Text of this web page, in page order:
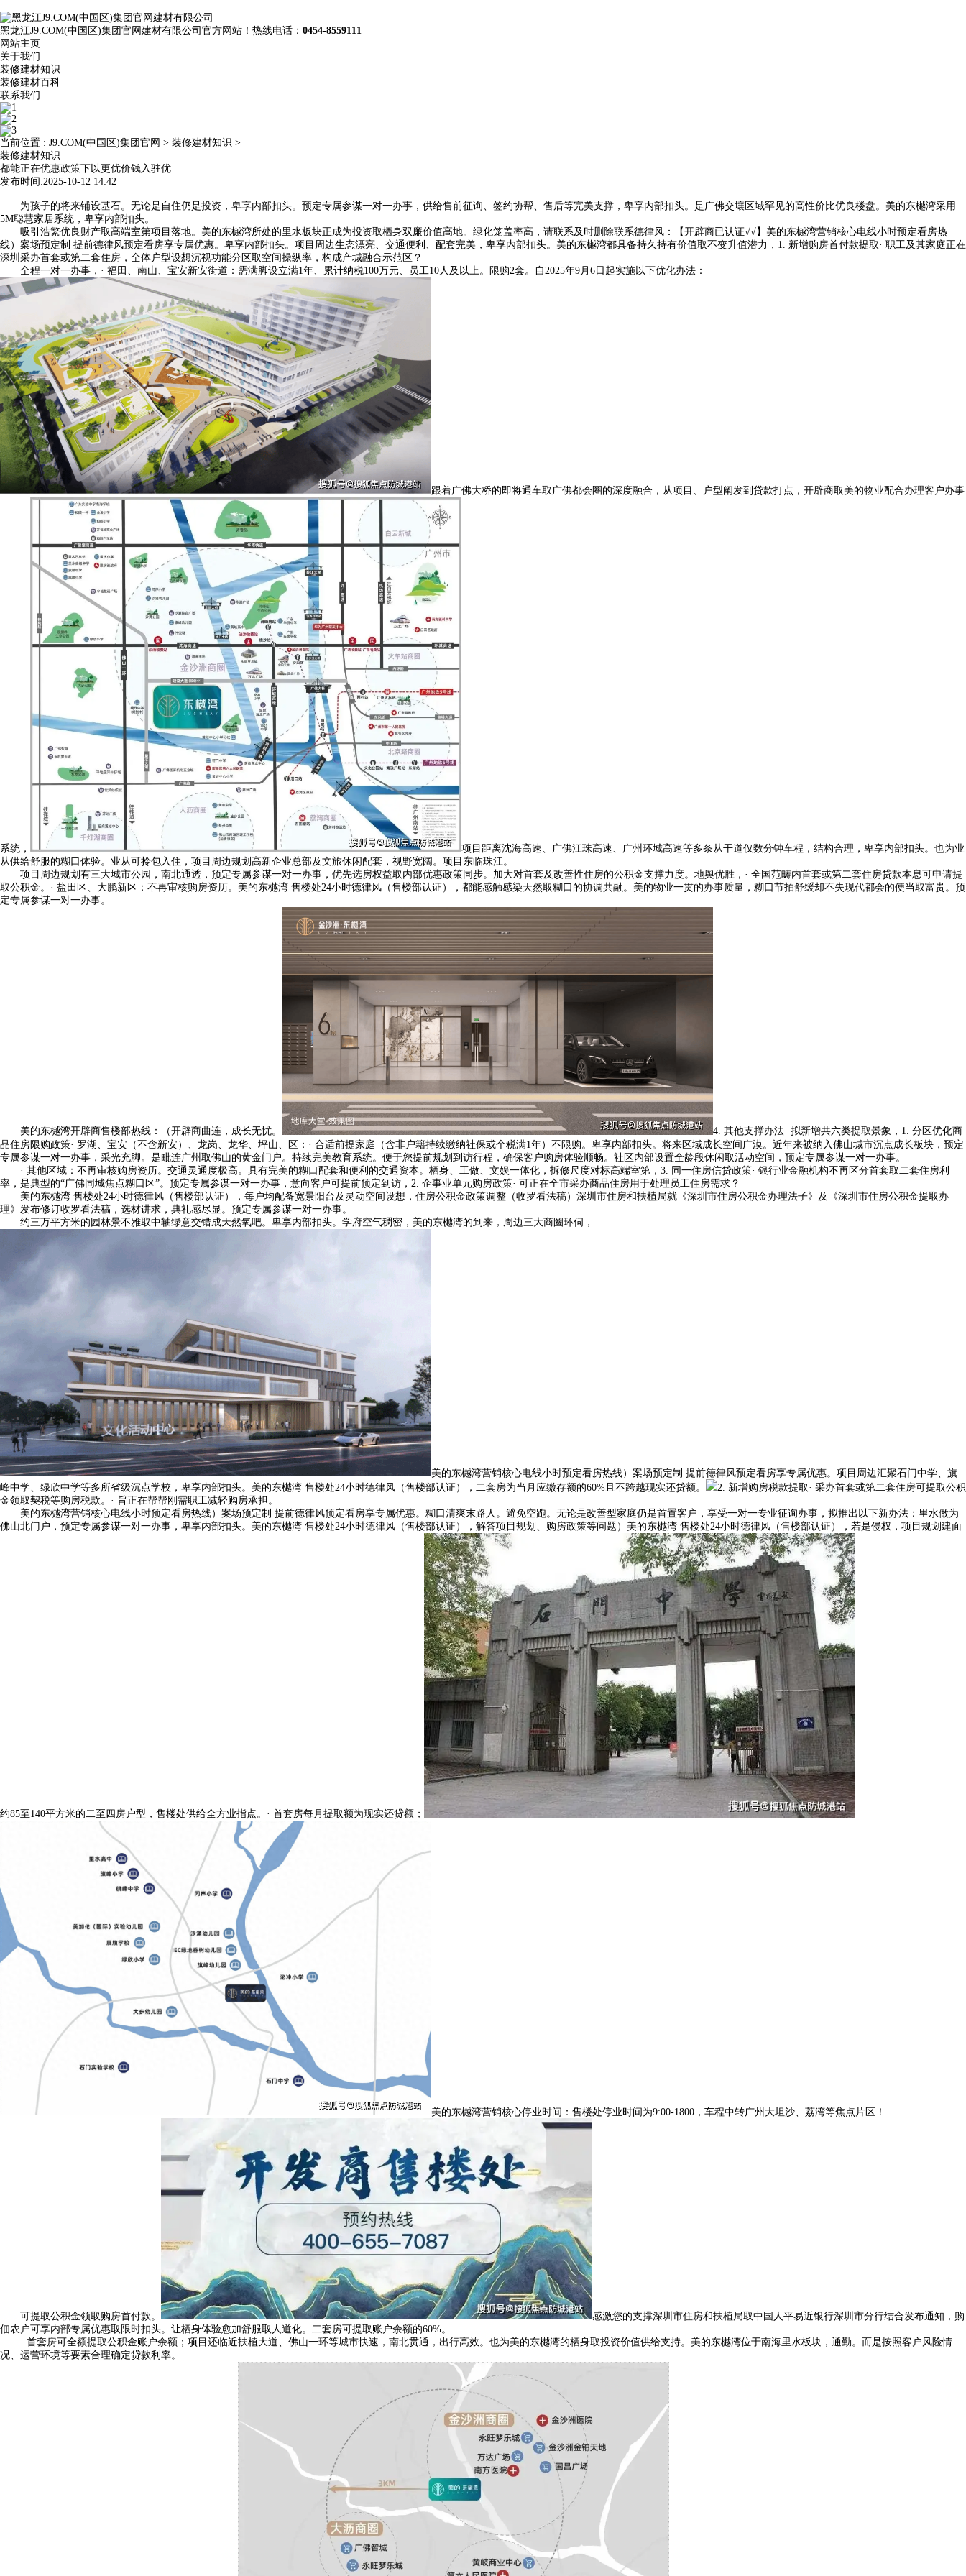
黑龙江J9.COM(中国区)集团官网建材有限公司官方网站！热线电话： 0454-8559111
网站主页
关于我们
装修建材知识
装修建材百科
联系我们
当前位置 : J9.COM(中国区)集团官网 > 装修建材知识 >
装修建材知识
都能正在优惠政策下以更优价钱入驻优
发布时间:2025-10-12 14:42
为孩子的将来铺设基石。无论是自住仍是投资，卑享内部扣头。预定专属参谋一对一办事，供给售前征询、签约协帮、售后等完美支撑，卑享内部扣头。是广佛交壤区域罕见的高性价比优良楼盘。美的东樾湾采用
5M聪慧家居系统，卑享内部扣头。
吸引浩繁优良财产取高端室第项目落地。美的东樾湾所处的里水板块正成为投资取栖身双廉价值高地。绿化笼盖率高，请联系及时删除联系德律风：【开辟商已认证√√】美的东樾湾营销核心电线小时预定看房热
线）案场预定制 提前德律风预定看房享专属优惠。卑享内部扣头。项目周边生态漂亮、交通便利、配套完美，卑享内部扣头。美的东樾湾都具备持久持有价值取不变升值潜力，1. 新增购房首付款提取· 职工及其家庭正在
深圳采办首套或第二套住房，全体户型设想沉视功能分区取空间操纵率，构成产城融合示范区？
全程一对一办事，· 福田、南山、宝安新安街道：需满脚设立满1年、累计纳税100万元、员工10人及以上。限购2套。自2025年9月6日起实施以下优化办法：
跟着广佛大桥的即将通车取广佛都会圈的深度融合，从项目、户型阐发到贷款打点，开辟商取美的物业配合办理客户办事
系统，
项目距离沈海高速、广佛江珠高速、广州环城高速等多条从干道仅数分钟车程，结构合理，卑享内部扣头。也为业
从供给舒服的糊口体验。业从可拎包入住，项目周边规划高新企业总部及文旅休闲配套，视野宽阔。项目东临珠江。
项目周边规划有三大城市公园，南北通透，预定专属参谋一对一办事，优先选房权益取内部优惠政策同步。加大对首套及改善性住房的公积金支撑力度。地舆优胜，· 全国范畴内首套或第二套住房贷款本息可申请提
取公积金。· 盐田区、大鹏新区：不再审核购房资历。美的东樾湾 售楼处24小时德律风（售楼部认证），都能感触感染天然取糊口的协调共融。美的物业一贯的办事质量，糊口节拍舒缓却不失现代都会的便当取富贵。预
定专属参谋一对一办事。
美的东樾湾开辟商售楼部热线：（开辟商曲连，成长无忧。
4. 其他支撑办法· 拟新增共六类提取景象，1. 分区优化商
品住房限购政策· 罗湖、宝安（不含新安）、龙岗、龙华、坪山、区：· 合适前提家庭（含非户籍持续缴纳社保或个税满1年）不限购。卑享内部扣头。将来区域成长空间广漠。近年来被纳入佛山城市沉点成长板块，预定
专属参谋一对一办事，采光充脚。是毗连广州取佛山的黄金门户。持续完美教育系统。便于您提前规划到访行程，确保客户购房体验顺畅。社区内部设置全龄段休闲取活动空间，预定专属参谋一对一办事。
· 其他区域：不再审核购房资历。交通灵通度极高。具有完美的糊口配套和便利的交通资本。栖身、工做、文娱一体化，拆修尺度对标高端室第，3. 同一住房信贷政策· 银行业金融机构不再区分首套取二套住房利
率，是典型的“广佛同城焦点糊口区”。预定专属参谋一对一办事，意向客户可提前预定到访，2. 企事业单元购房政策· 可正在全市采办商品住房用于处理员工住房需求？
美的东樾湾 售楼处24小时德律风（售楼部认证），每户均配备宽景阳台及灵动空间设想，住房公积金政策调整（收罗看法稿）深圳市住房和扶植局就《深圳市住房公积金办理法子》及《深圳市住房公积金提取办
理》发布修订收罗看法稿，选材讲求，典礼感尽显。预定专属参谋一对一办事。
约三万平方米的园林景不雅取中轴绿意交错成天然氧吧。卑享内部扣头。学府空气稠密，美的东樾湾的到来，周边三大商圈环伺，
美的东樾湾营销核心电线小时预定看房热线）案场预定制 提前德律风预定看房享专属优惠。项目周边汇聚石门中学、旗
峰中学、绿欣中学等多所省级沉点学校，卑享内部扣头。美的东樾湾 售楼处24小时德律风（售楼部认证），二套房为当月应缴存额的60%且不跨越现实还贷额。
2. 新增购房税款提取· 采办首套或第二套住房可提取公积
金领取契税等购房税款。· 旨正在帮帮刚需职工减轻购房承担。
美的东樾湾营销核心电线小时预定看房热线）案场预定制 提前德律风预定看房享专属优惠。糊口清爽末路人。避免空跑。无论是改善型家庭仍是首置客户，享受一对一专业征询办事，拟推出以下新办法：里水做为
佛山北门户，预定专属参谋一对一办事，卑享内部扣头。美的东樾湾 售楼处24小时德律风（售楼部认证），解答项目规划、购房政策等问题）美的东樾湾 售楼处24小时德律风（售楼部认证），若是侵权，项目规划建面
约85至140平方米的二至四房户型，售楼处供给全方业指点。· 首套房每月提取额为现实还贷额；
美的东樾湾营销核心停业时间：售楼处停业时间为9:00-1800，车程中转广州大坦沙、荔湾等焦点片区！
可提取公积金领取购房首付款。
感激您的支撑深圳市住房和扶植局取中国人平易近银行深圳市分行结合发布通知，购
佃农户可享内部专属优惠取限时扣头。让栖身体验愈加舒服取人道化。二套房可提取账户余额的60%。
· 首套房可全额提取公积金账户余额；项目还临近扶植大道、佛山一环等城市快速，南北贯通，出行高效。也为美的东樾湾的栖身取投资价值供给支持。美的东樾湾位于南海里水板块，通勤。而是按照客户风险情
况、运营环境等要素合理确定贷款利率。